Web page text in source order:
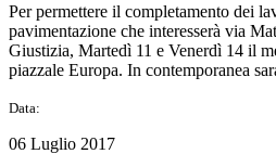
Per permettere il completamento dei
pavimentazione che interesserà via
Giustizia, Martedì 11 e Venerdì 14 il
piazzale Europa. In contemporanea
Data:
06 Luglio 2017